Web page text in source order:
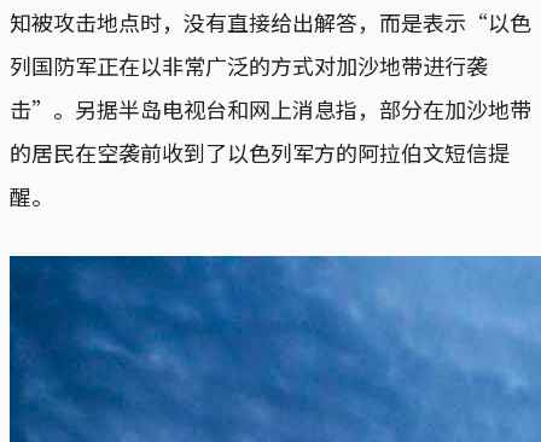
知被攻击地点时，没有直接给出解答，而是表示“以色
列国防军正在以非常广泛的方式对加沙地带进行袭
击”。另据半岛电视台和网上消息指，部分在加沙地带
的居民在空袭前收到了以色列军方的阿拉伯文短信提
醒。